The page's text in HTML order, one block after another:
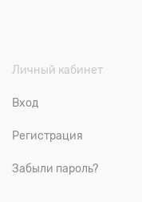
Личный кабинет
Вход
Регистрация
Забыли пароль?